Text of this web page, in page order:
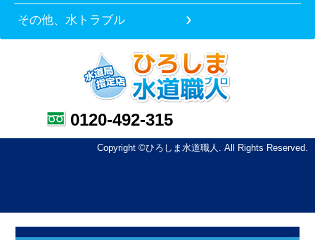
その他、水トラブル
0120-492-315
Copyright ©ひろしま水道職人. All Rights Reserved.